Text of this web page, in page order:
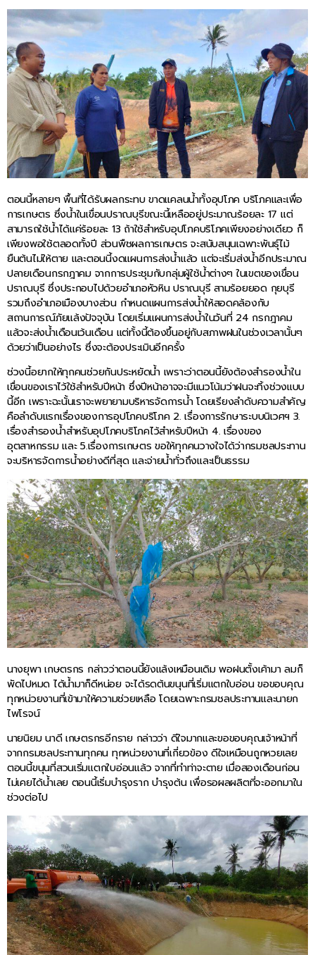
ตอนนี้หลายๆ พื้นที่ได้รับผลกระทบ ขาดแคลนน้ำทั้งอุปโภค บริโภคและเพื่อ
การเกษตร ซึ่งน้ำในเขื่อนปราณบุรีขณะนี้เหลืออยู่ประมาณร้อยละ 17 แต่
สามารถใช้น้ำได้แค่ร้อยละ 13 ถ้าใช้สำหรับอุปโภคบริโภคเพียงอย่างเดียว ก็
เพียงพอใช้ตลอดทั้งปี ส่วนพืชผลการเกษตร จะสนับสนุนเฉพาะพันธุ์ไม้
ยืนต้นไม่ให้ตาย และตอนนี้งดแผนการส่งน้ำแล้ว แต่จะเริ่มส่งน้ำอีกประมาณ
ปลายเดือนกรกฎาคม จากการประชุมกับกลุ่มผู้ใช้น้ำต่างๆ ในเขตของเขื่อน
ปราณบุรี ซึ่งประกอบไปด้วยอำเภอหัวหิน ปราณบุรี สามร้อยยอด กุยบุรี
รวมถึงอำเภอเมืองบางส่วน กำหนดแผนการส่งน้ำให้สอดคล้องกับ
สถานการณ์ภัยแล้งปัจจุบัน โดยเริ่มแผนการส่งน้ำในวันที่ 24 กรกฎาคม
แล้วจะส่งน้ำเดือนเว้นเดือน แต่ทั้งนี้ต้องขึ้นอยู่กับสภาพฝนในช่วงเวลานั้นๆ
ด้วยว่าเป็นอย่างไร ซึ่งจะต้องประเมินอีกครั้ง
ช่วงนี้อยากให้ทุกคนช่วยกันประหยัดน้ำ เพราะว่าตอนนี้ยังต้องสำรองน้ำใน
เขื่อนของเราไว้ใช้สำหรับปีหน้า ซึ่งปีหน้าอาจจะมีแนวโน้มว่าฝนจะทิ้งช่วงแบบ
นี้อีก เพราะฉะนั้นเราจะพยายามบริหารจัดการน้ำ โดยเรียงลำดับความสำคัญ
คือลำดับแรกเรื่องของการอุปโภคบริโภค 2. เรื่องการรักษาระบบนิเวศฯ 3.
เรื่องสำรองน้ำสำหรับอุปโภคบริโภคไว้สำหรับปีหน้า 4. เรื่องของ
อุตสาหกรรม และ 5.เรื่องการเกษตร ขอให้ทุกคนวางใจได้ว่ากรมชลประทาน
จะบริหารจัดการน้ำอย่างดีที่สุด และจ่ายน้ำทั่วถึงและเป็นธรรม
นางยุพา เกษตรกร กล่าวว่าตอนนี้ยังแล้งเหมือนเดิม พอฝนตั้งเค้ามา ลมก็
พัดไปหมด ได้น้ำมาก็ดีหน่อย จะได้รดต้นขนุนที่เริ่มแตกใบอ่อน ขอขอบคุณ
ทุกหน่วยงานที่เข้ามาให้ความช่วยเหลือ โดยเฉพาะกรมชลประทานและนายก
ไพโรจน์
นายนิยม นาดี เกษตรกรอีกราย กล่าวว่า ดีใจมากและขอขอบคุณเจ้าหน้าที่
จากกรมชลประทานทุกคน ทุกหน่วยงานที่เกี่ยวข้อง ดีใจเหมือนถูกหวยเลย
ตอนนี้ขนุนที่สวนเริ่มแตกใบอ่อนแล้ว จากที่ทำท่าจะตาย เมื่อสองเดือนก่อน
ไม่เคยได้น้ำเลย ตอนนี้เริ่มบำรุงราก บำรุงต้น เพื่อรอผลผลิตที่จะออกมาใน
ช่วงต่อไป